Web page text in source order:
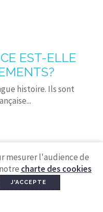
EST-ELLE
histoire. Ils sont
mesurer l'audience de
charte des cookies
J'ACCEPTE